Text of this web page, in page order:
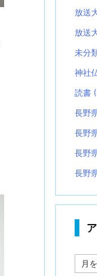
放送
放送
未分
神社
読書
長野
長野
長野
長野
ー